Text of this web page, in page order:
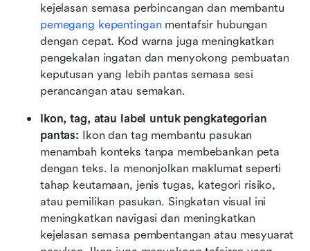
pemegang kepentingan mentafsir hubungan
dengan cepat. Kod warna juga meningkatkan
pengekalan ingatan dan menyokong pembuatan
keputusan yang lebih pantas semasa sesi
perancangan atau semakan.
Ikon, tag, atau label untuk pengkategorian
pantas: Ikon dan tag membantu pasukan
menambah konteks tanpa membebankan peta
dengan teks. Ia menonjolkan maklumat seperti
tahap keutamaan, jenis tugas, kategori risiko,
atau pemilikan pasukan. Singkatan visual ini
meningkatkan navigasi dan meningkatkan
kejelasan semasa pembentangan atau mesyuarat